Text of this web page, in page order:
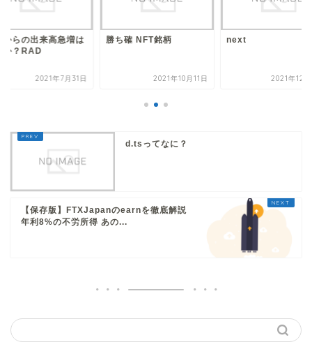
確 NFT銘柄
2021年10月11日
next
2021年12月26日
横横からの出来高急
2021年7
d.tsってなに？
【保存版】FTXJapanのearnを徹底解説
年利8%の不労所得 あの...